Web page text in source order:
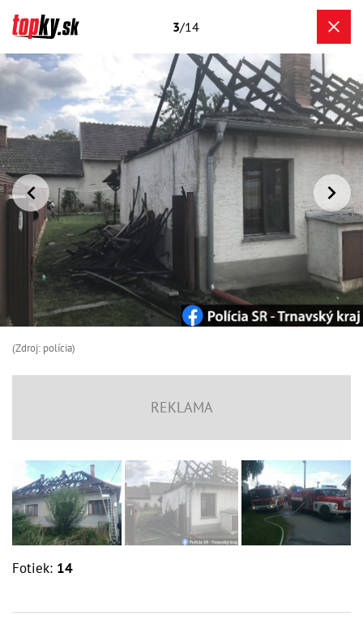
3/14
(Zdroj: polícia)
Fotiek: 14